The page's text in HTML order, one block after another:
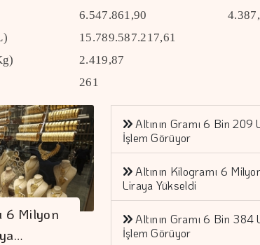
6.547.861,90
15.789.587.217,61
2.419,87
261
6 Milyon
Altının Gramı 6 Bin 209
İşlem Görüyor
Altının Kilogramı 6
Liraya Yükseldi
Altının Gramı 6 Bin 384
İşlem Görüyor